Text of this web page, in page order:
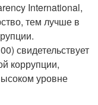
International,
тем лучше в
свидетельствует
коррупции,
уровне